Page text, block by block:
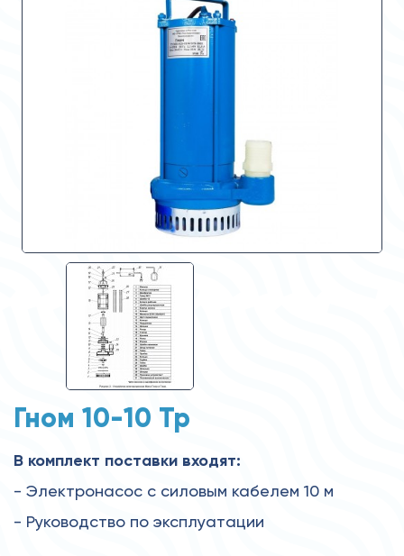
Гном 10-10 Тр
В комплект поставки входят:
- Электронасос с силовым кабелем 10 м
- Руководство по эксплуатации